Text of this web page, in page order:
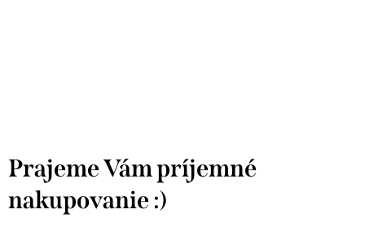
Prajeme Vám príjemné
nakupovanie :)